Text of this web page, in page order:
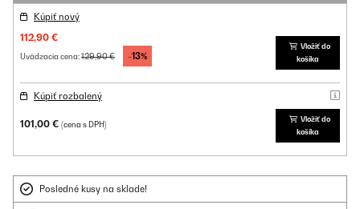
Kúpiť nový
112,90 €
Uvádzacia cena:129,90 € -13%
Vložiť do
košíka
Kúpiť rozbalený
101,00 € (cena s DPH)
Vložiť do
košíka
Posledné kusy na sklade!